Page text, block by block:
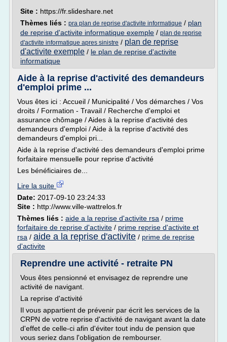
Site : https://fr.slideshare.net
Thèmes liés : pra plan de reprise d'activite informatique / plan
de reprise d'activite informatique exemple / plan de reprise
d'activite informatique apres sinistre / plan de reprise
d'activite exemple / le plan de reprise d'activite
informatique
Aide à la reprise d'activité des demandeurs
d'emploi prime ...
Vous êtes ici : Accueil / Municipalité / Vos démarches / Vos
droits / Formation - Travail / Recherche d'emploi et
assurance chômage / Aides à la reprise d'activité des
demandeurs d'emploi / Aide à la reprise d'activité des
demandeurs d'emploi pri...
Aide à la reprise d'activité des demandeurs d'emploi prime
forfaitaire mensuelle pour reprise d'activité
Les bénéficiaires de...
Lire la suite
Date: 2017-09-10 23:24:33
Site : http://www.ville-wattrelos.fr
Thèmes liés : aide a la reprise d'activite rsa / prime
forfaitaire de reprise d'activite / prime reprise d'activite et
rsa / aide a la reprise d'activite / prime de reprise
d'activite
Reprendre une activité - retraite PN
Vous êtes pensionné et envisagez de reprendre une
activité de navigant.
La reprise d'activité
Il vous appartient de prévenir par écrit les services de la
CRPN de votre reprise d'activité de navigant avant la date
d'effet de celle-ci afin d'éviter tout indu de pension que
vous seriez dans l'obligation de rembourser.